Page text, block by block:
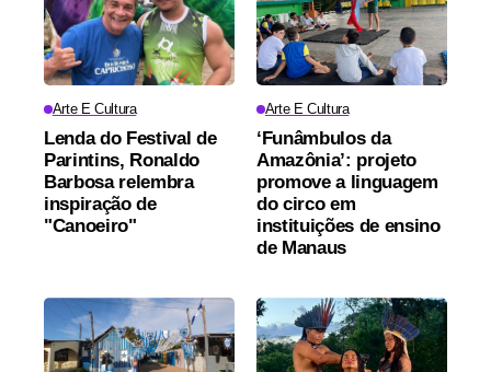
Arte E Cultura
Lenda do Festival de
Parintins, Ronaldo
Barbosa relembra
inspiração de
"Canoeiro"
Arte E Cultura
‘Funâmbulos da
Amazônia’: projeto
promove a linguagem
do circo em
instituições de ensino
de Manaus